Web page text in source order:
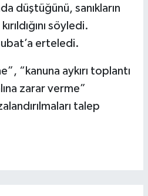
düştüğünü, sanıkların
söyledi.
erteledi.
“kanuna aykırı toplantı
zarar verme”
talep